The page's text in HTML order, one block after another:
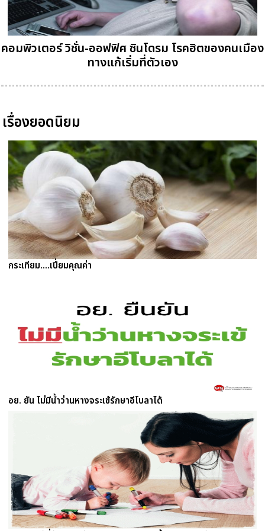
คอมพิวเตอร์ วิชั่น-ออฟฟิศ ซินโดรม โรคฮิตของคนเมือง
ทางแก้เริ่มที่ตัวเอง
เรื่องยอดนิยม
กระเทียม....เปี่ยมคุณค่า
อย. ยัน ไม่มีน้ำว่านหางจระเข้รักษาอีโบลาได้